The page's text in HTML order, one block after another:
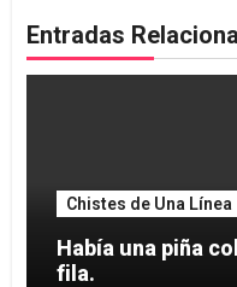
Entradas
Chistes de Una Línea
Había una piña
fila.